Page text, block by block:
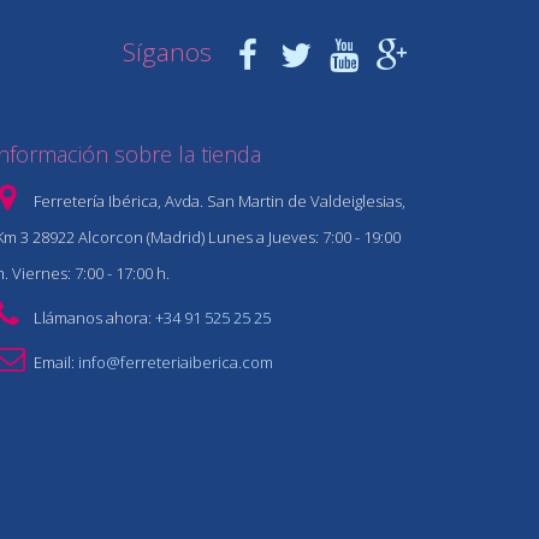
Síganos
sobre la tienda
Ferretería Ibérica, Avda. San Martin de Valdeiglesias,
3 28922 Alcorcon (Madrid) Lunes a Jueves: 7:00 - 19:00
Viernes: 7:00 - 17:00 h.
Llámanos ahora: +34 91 525 25 25
Email: info@ferreteriaiberica.com